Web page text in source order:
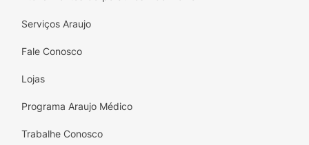
Serviços Araujo
Fale Conosco
Lojas
Programa Araujo Médico
Trabalhe Conosco